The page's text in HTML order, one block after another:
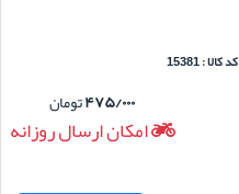
کد کالا : 15381
۴۷۵/۰۰۰تومان
امکان ارسال روزانه